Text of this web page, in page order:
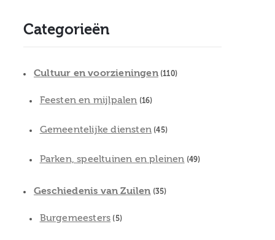
Categorieën
Cultuur en voorzieningen(110)
Feesten en mijlpalen (16)
Gemeentelijke diensten (45)
Parken, speeltuinen en pleinen (49)
Geschiedenis van Zuilen (35)
Burgemeesters (5)